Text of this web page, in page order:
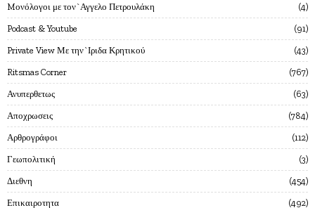
Mονόλογοι με τον`Αγγελο Πετρουλάκη 4
Podcast & Youtube 91
Private View Με την`Ιριδα Κρητικού 43
Ritsmas Corner 767
Ανυπερθετως 63
Αποχρωσεις 784
Αρθρογράφοι 112
Γεωπολιτική 3
Διεθνη 454
Επικαιροτητα 492